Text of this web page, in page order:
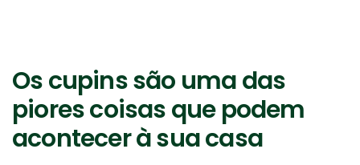
Os cupins são uma das
piores coisas que podem
acontecer à sua casa